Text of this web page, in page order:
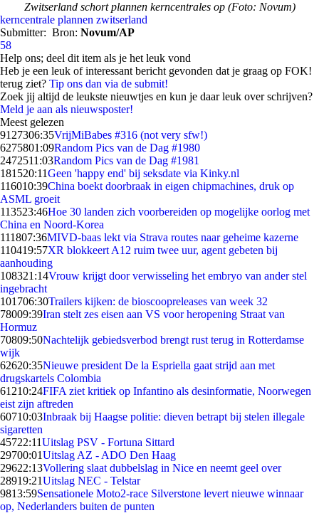
Zwitserland schort plannen kerncentrales op (Foto: Novum)
kerncentrale plannen zwitserland
Submitter: Bron: Novum/AP
58
Help ons; deel dit item als je het leuk vond
Heb je een leuk of interessant bericht gevonden dat je graag op FOK!
terug ziet? Tip ons dan via de submit!
Zoek jij altijd de leukste nieuwtjes en kun je daar leuk over schrijven?
Meld je aan als nieuwsposter!
Meest gelezen
9127306:35VrijMiBabes #316 (not very sfw!)
6275801:09Random Pics van de Dag #1980
2472511:03Random Pics van de Dag #1981
181520:11Geen 'happy end' bij seksdate via Kinky.nl
116010:39China boekt doorbraak in eigen chipmachines, druk op
ASML groeit
113523:46Hoe 30 landen zich voorbereiden op mogelijke oorlog met
China en Noord-Korea
111807:36MIVD-baas lekt via Strava routes naar geheime kazerne
110419:57XR blokkeert A12 ruim twee uur, agent gebeten bij
aanhouding
108321:14Vrouw krijgt door verwisseling het embryo van ander stel
ingebracht
101706:30Trailers kijken: de bioscoopreleases van week 32
78009:39Iran stelt zes eisen aan VS voor heropening Straat van
Hormuz
70809:50Nachtelijk gebiedsverbod brengt rust terug in Rotterdamse
wijk
62620:35Nieuwe president De la Espriella gaat strijd aan met
drugskartels Colombia
61210:24FIFA ziet kritiek op Infantino als desinformatie, Noorwegen
eist zijn aftreden
60710:03Inbraak bij Haagse politie: dieven betrapt bij stelen illegale
sigaretten
45722:11Uitslag PSV - Fortuna Sittard
29700:01Uitslag AZ - ADO Den Haag
29622:13Vollering slaat dubbelslag in Nice en neemt geel over
28919:21Uitslag NEC - Telstar
9813:59Sensationele Moto2-race Silverstone levert nieuwe winnaar
op, Nederlanders buiten de punten